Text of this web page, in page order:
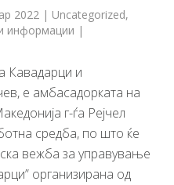
2022 | Uncategorized,
информации |
Кавадарци и
е амбасадорката на
г-ѓа Рејчел
средба, по што ќе
вежба за управување
организирана од